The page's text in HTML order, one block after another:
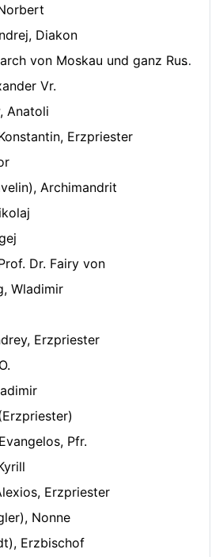
Diakon
von Moskau und ganz Russland
Vr.
Anatoli
Erzpriester
Archimandrit
Dr. Fairy von
Wladimir
Erzpriester
Pfr.
Erzpriester
Nonne
Erzbischof